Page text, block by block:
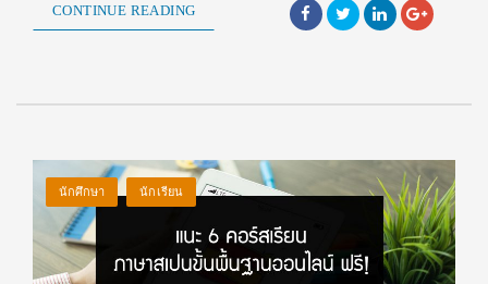
CONTINUE READING
นักศึกษา นักเรียน